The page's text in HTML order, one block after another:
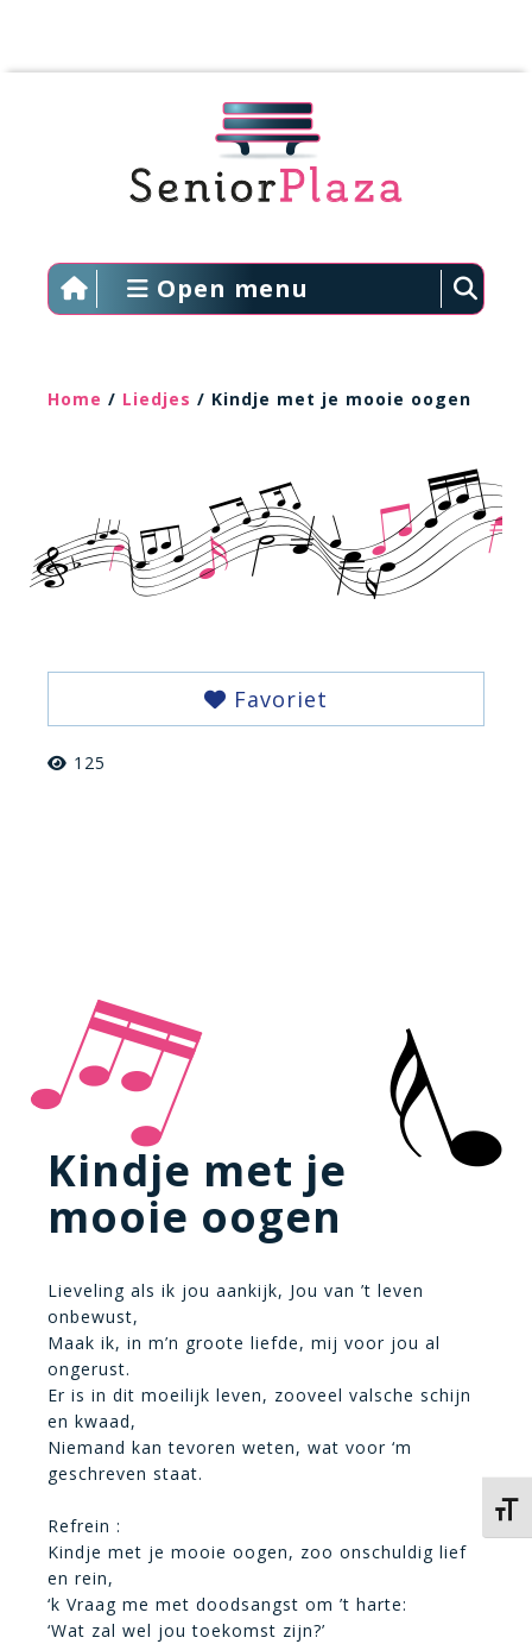
Open menu
Home / Liedjes / Kindje met je mooie oogen
Favoriet
125
Kindje met je
mooie oogen
Lieveling als ik jou aankijk, Jou van ’t leven
onbewust,
Maak ik, in m’n groote liefde, mij voor jou al
ongerust.
Er is in dit moeilijk leven, zooveel valsche schijn
en kwaad,
Niemand kan tevoren weten, wat voor ‘m
geschreven staat.
Refrein :
Kindje met je mooie oogen, zoo onschuldig lief
en rein,
‘k Vraag me met doodsangst om ’t harte:
‘Wat zal wel jou toekomst zijn?’